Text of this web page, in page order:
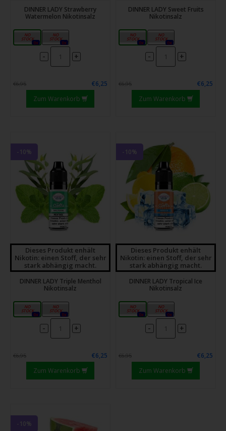
DINNER LADY Strawberry
Watermelon Nikotinsalz
10mg
0x
20mg
0x
- +
€6,95
€6,25
Zum Warenkorb
DINNER LADY Sweet Fruits
Nikotinsalz
10mg
0x
20mg
0x
- +
€6,95
€6,25
Zum Warenkorb
-10%
Dieses Produkt enhält
Nikotin: einen Stoff, der sehr
stark abhängig macht.
DINNER LADY Triple Menthol
Nikotinsalz
10mg
0x
20mg
0x
- +
€6,95
€6,25
Zum Warenkorb
-10%
Dieses Produkt enhält
Nikotin: einen Stoff, der sehr
stark abhängig macht.
DINNER LADY Tropical Ice
Nikotinsalz
10mg
0x
20mg
0x
- +
€6,95
€6,25
Zum Warenkorb
-10%